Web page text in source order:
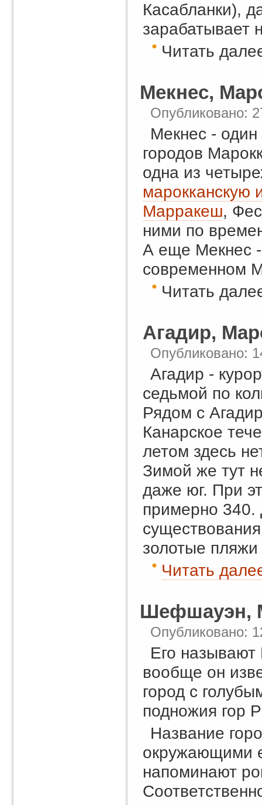
Касабланки),
зарабатывает
Читать
Мекнес,
Опубликовано:
Мекнес - один
городов
одна из
марокканскую
Марракеш,
ними по
А еще Мекнес
современном
Читать
Агадир,
Опубликовано:
Агадир -
седьмой по
Рядом с
Канарское
летом здесь
Зимой же тут
даже юг. При
примерно 340.
золотые пляжи
Читать
Шефшауэн,
Опубликовано:
Его
вообще он
город с
подножия гор
Название
окружающими
напоминают